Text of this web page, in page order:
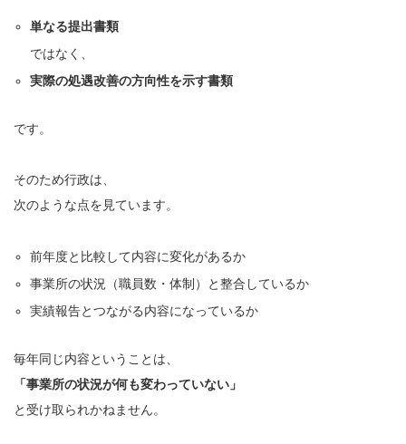
単なる提出書類
ではなく、
実際の処遇改善の方向性を示す書類
です。
そのため行政は、
次のような点を見ています。
前年度と比較して内容に変化があるか
事業所の状況（職員数・体制）と整合しているか
実績報告とつながる内容になっているか
毎年同じ内容ということは、
「事業所の状況が何も変わっていない」
と受け取られかねません。